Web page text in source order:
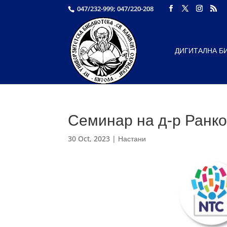
047/232-999; 047/220-208
ДИГИТАЛНА
Семинар на д-р Ранко
30 Oct, 2023 | Настани